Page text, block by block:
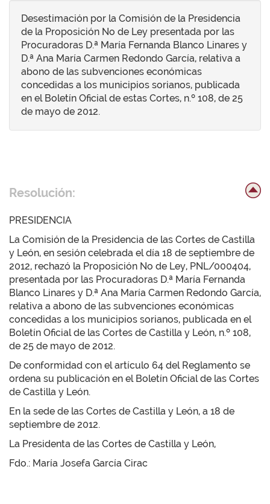
Desestimación por la Comisión de la Presidencia
de la Proposición No de Ley presentada por las
Procuradoras D.ª María Fernanda Blanco Linares y
D.ª Ana María Carmen Redondo García, relativa a
abono de las subvenciones económicas
concedidas a los municipios sorianos, publicada
en el Boletín Oficial de estas Cortes, n.º 108, de 25
de mayo de 2012.
Resolución:
PRESIDENCIA
La Comisión de la Presidencia de las Cortes de Castilla
y León, en sesión celebrada el día 18 de septiembre de
2012, rechazó la Proposición No de Ley, PNL/000404,
presentada por las Procuradoras D.ª María Fernanda
Blanco Linares y D.ª Ana María Carmen Redondo García,
relativa a abono de las subvenciones económicas
concedidas a los municipios sorianos, publicada en el
Boletín Oficial de las Cortes de Castilla y León, n.º 108,
de 25 de mayo de 2012.
De conformidad con el artículo 64 del Reglamento se
ordena su publicación en el Boletín Oficial de las Cortes
de Castilla y León.
En la sede de las Cortes de Castilla y León, a 18 de
septiembre de 2012.
La Presidenta de las Cortes de Castilla y León,
Fdo.: María Josefa García Cirac